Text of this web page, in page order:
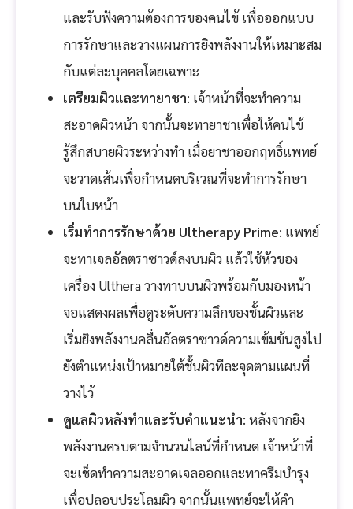
และรับฟังความต้องการของคนไข้ เพื่อออกแบบ
การรักษาและวางแผนการยิงพลังงานให้เหมาะสม
กับแต่ละบุคคลโดยเฉพาะ
เตรียมผิวและทายาชา: เจ้าหน้าที่จะทำความ
สะอาดผิวหน้า จากนั้นจะทายาชาเพื่อให้คนไข้
รู้สึกสบายผิวระหว่างทำ เมื่อยาชาออกฤทธิ์แพทย์
จะวาดเส้นเพื่อกำหนดบริเวณที่จะทำการรักษา
บนใบหน้า
เริ่มทำการรักษาด้วย Ultherapy Prime: แพทย์
จะทาเจลอัลตราซาวด์ลงบนผิว แล้วใช้หัวของ
เครื่อง Ulthera วางทาบบนผิวพร้อมกับมองหน้า
จอแสดงผลเพื่อดูระดับความลึกของชั้นผิวและ
เริ่มยิงพลังงานคลื่นอัลตราซาวด์ความเข้มข้นสูงไป
ยังตำแหน่งเป้าหมายใต้ชั้นผิวทีละจุดตามแผนที่
วางไว้
ดูแลผิวหลังทำและรับคำแนะนำ: หลังจากยิง
พลังงานครบตามจำนวนไลน์ที่กำหนด เจ้าหน้าที่
จะเช็ดทำความสะอาดเจลออกและทาครีมบำรุง
เพื่อปลอบประโลมผิว จากนั้นแพทย์จะให้คำ